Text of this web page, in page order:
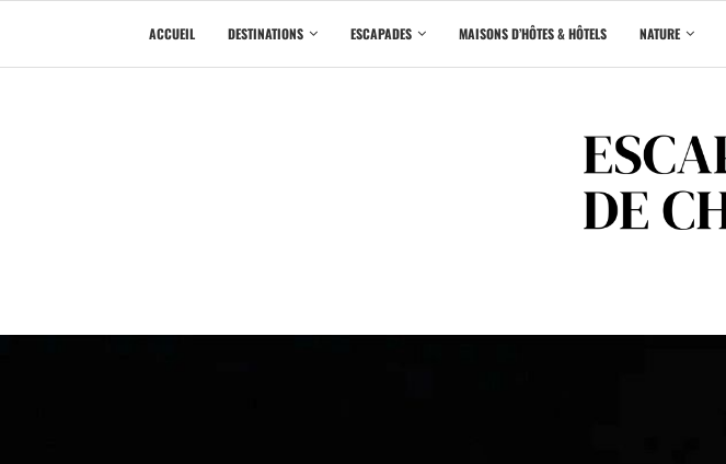
ACCUEIL DESTINATIONS ESCAPADES MAISONS D’HÔTES & HÔTELS NATURE